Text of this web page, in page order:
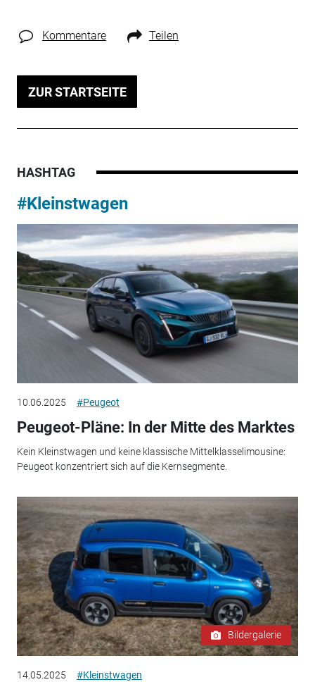
Kommentare Teilen
ZUR STARTSEITE
HASHTAG
#Kleinstwagen
10.06.2025 #Peugeot
Peugeot-Pläne: In der Mitte des Marktes
Kein Kleinstwagen und keine klassische Mittelklasselimousine:
Peugeot konzentriert sich auf die Kernsegmente.
Bildergalerie
14.05.2025 #Kleinstwagen